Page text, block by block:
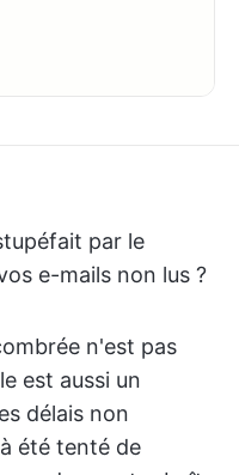
par le
e-mails non lus ?
n'est pas
est aussi un
délais non
été tenté de